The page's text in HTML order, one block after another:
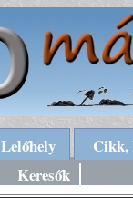
Lelőhely Cikk,
Keresők